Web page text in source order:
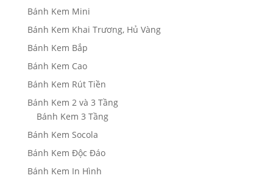
Bánh Kem Mini
Bánh Kem Khai Trương, Hủ Vàng
Bánh Kem Bắp
Bánh Kem Cao
Bánh Kem Rút Tiền
Bánh Kem 2 và 3 Tầng
Bánh Kem 3 Tầng
Bánh Kem Socola
Bánh Kem Độc Đáo
Bánh Kem In Hình